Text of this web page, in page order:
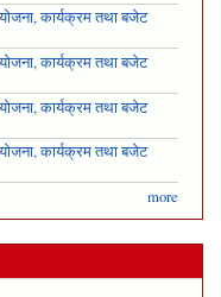
कार्यक्रम तथा बजेट
कार्यक्रम तथा बजेट
कार्यक्रम तथा बजेट
कार्यक्रम तथा बजेट
more